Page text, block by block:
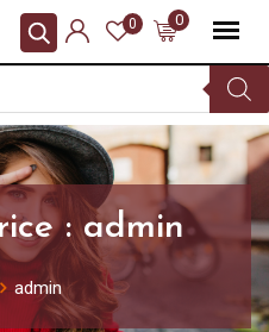
0
0
:admin
admin